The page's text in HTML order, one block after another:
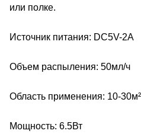
или полке.
Источник питания: DC5V-2A
Объем распыления: 50мл/ч
Область применения: 10-30м²
Мощность: 6.5Вт